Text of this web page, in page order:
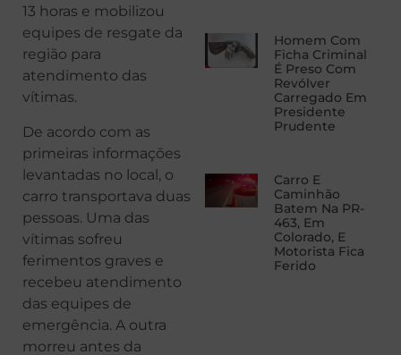
13 horas e mobilizou
equipes de resgate da
região para
atendimento das
vítimas.
De acordo com as
primeiras informações
levantadas no local, o
carro transportava duas
pessoas. Uma das
vítimas sofreu
ferimentos graves e
recebeu atendimento
das equipes de
emergência. A outra
morreu antes da
Homem Com
Ficha Criminal
É Preso Com
Revólver
Carregado Em
Presidente
Prudente
Carro E
Caminhão
Batem Na PR-
463, Em
Colorado, E
Motorista Fica
Ferido